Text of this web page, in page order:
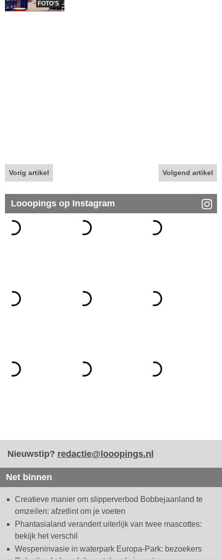
FOTO'S
Vorig artikel Volgend artikel
Looopings op Instagram
Nieuwstip? redactie@looopings.nl
Net binnen
Creatieve manier om slipperverbod Bobbejaanland te
omzeilen: afzetlint om je voeten
Phantasialand verandert uiterlijk van twee mascottes:
bekijk het verschil
Wespeninvasie in waterpark Europa-Park: bezoekers